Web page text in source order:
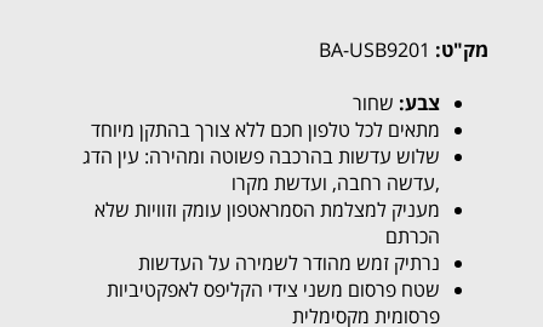
מק"ט: BA-USB9201
צבע: שחור
מתאים לכל טלפון חכם ללא צורך בהתקן מיוחד
שלוש עדשות בהרכבה פשוטה ומהירה: עין הדג
,עדשה רחבה, ועדשת מקרו
מעניק למצלמת הסמראטפון עומק וזוויות שלא
הכרתם
נרתיק זמש מהודר לשמירה על העדשות
שטח פרסום משני צידי הקליפס לאפקטיביות
פרסומית מקסימלית